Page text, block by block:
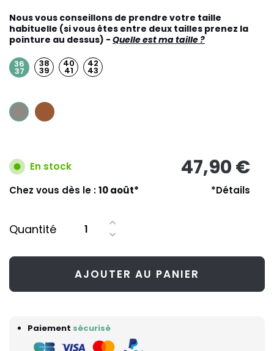
Nous vous conseillons de prendre votre taille
habituelle (si vous êtes entre deux tailles prenez la
pointure au dessus) - Quelle est ma taille ?
36
37
38
39
40
41
42
43
En stock 47,90 €
Chez vous dès le :10 août* *Détails
Quantité
AJOUTER AU PANIER
Paiement sécurisé